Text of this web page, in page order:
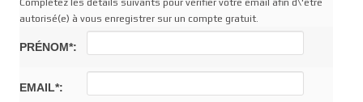
Complétez les détails suivants pour vérifier votre email afin d\'être
autorisé(e) à vous enregistrer sur un compte gratuit.
PRÉNOM*:
EMAIL*: